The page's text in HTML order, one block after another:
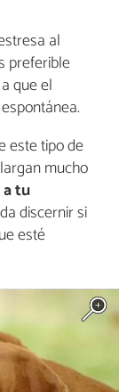
al
preferible
que el
este tipo de
mucho
tu
discernir si
esté